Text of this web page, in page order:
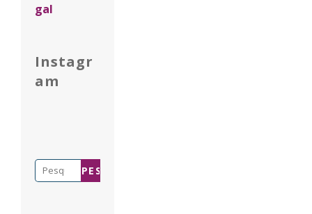
gal
Instagr
am
Pesquisar